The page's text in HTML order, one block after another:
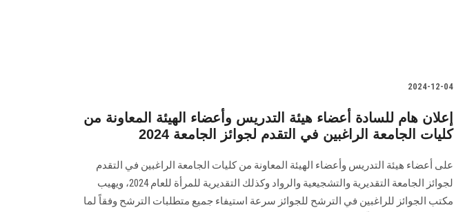
2024-12-04
إعلان هام للسادة أعضاء هيئة التدريس وأعضاء الهيئة المعاونة من
كليات الجامعة الراغبين في التقدم لجوائز الجامعة 2024
على أعضاء هيئة التدريس وأعضاء الهيئة المعاونة من كليات الجامعة الراغبين في التقدم
‏لجوائز الجامعة التقديرية والتشجيعية والرواد وكذلك التقديرية للمرأة للعام 2024، ويهيب
مكتب ‏الجوائز للراغبين في الترشح للجوائز سرعة استيفاء جميع متطلبات الترشح وفقاً لما